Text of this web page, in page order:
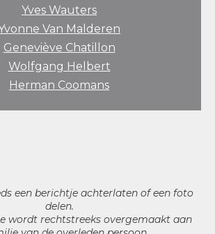
Yves Wauters
Van Malderen
Geneviève Chatillon
Wolfgang Helbert
Herman Coomans
een berichtje achterlaten of een foto
delen.
wordt rechtstreeks overgemaakt aan